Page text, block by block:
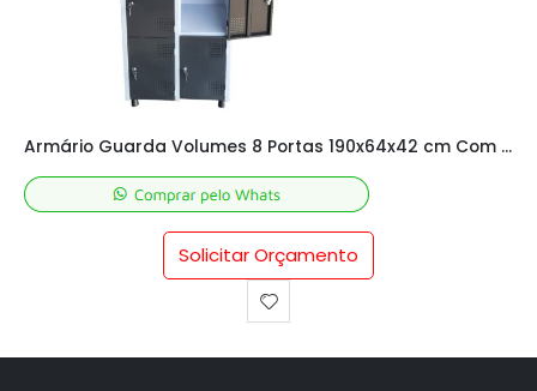
Armário Guarda Volumes 8 Portas 190x64x42 cm Com Chave
Solicitar Orçamento